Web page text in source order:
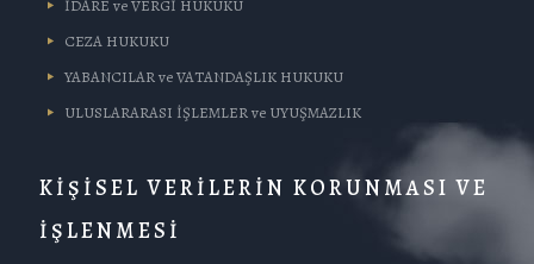
İDARE ve VERGİ HUKUKU
CEZA HUKUKU
YABANCILAR ve VATANDAŞLIK HUKUKU
ULUSLARARASI İŞLEMLER ve UYUŞMAZLIK
KİŞİSEL VERİLERİN KORUNMASI VE
İŞLENMESİ